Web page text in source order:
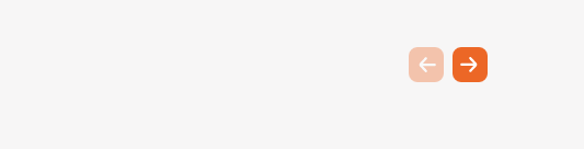
Previous slide
Next slide